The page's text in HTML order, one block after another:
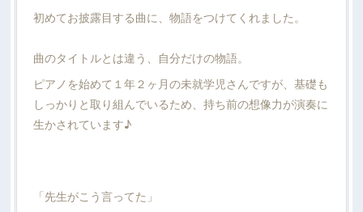
初めてお披露目する曲に、物語をつけてくれました。
曲のタイトルとは違う、自分だけの物語。
ピアノを始めて１年２ヶ月の未就学児さんですが、基礎も
しっかりと取り組んでいるため、持ち前の想像力が演奏に
生かされています♪
「先生がこう言ってた」